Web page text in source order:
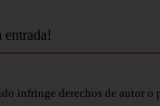
entrada!
infringe derechos de autor